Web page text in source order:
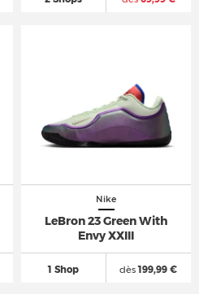
Nike
LeBron 23 Green With
Envy XXIII
1 Shop dès199,99 €